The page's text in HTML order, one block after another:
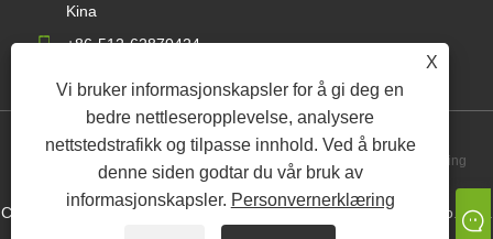
X
Vi bruker informasjonskapsler for å gi deg en
bedre nettleseropplevelse, analysere
nettstedstrafikk og tilpasse innhold. Ved å bruke
denne siden godtar du vår bruk av
informasjonskapsler. Personvernerklæring
Kina
+86-512-62870424
XML Personvernerklæring
Copyright © 2021 Suzhou Soundbetter Architectural Materials Co., Ltd.